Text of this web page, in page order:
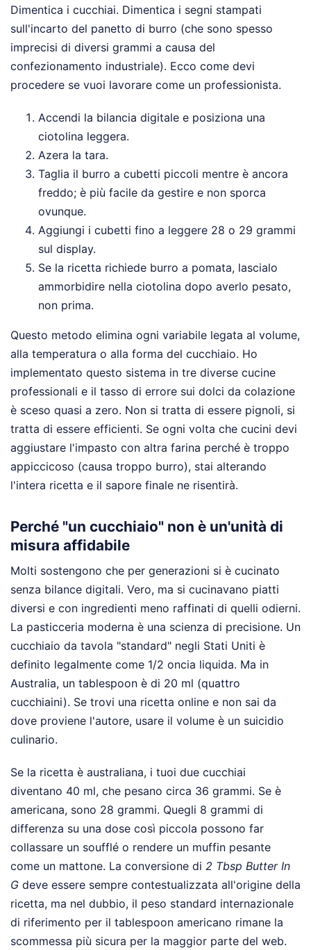
Dimentica i cucchiai. Dimentica i segni stampati
sull'incarto del panetto di burro (che sono spesso
imprecisi di diversi grammi a causa del
confezionamento industriale). Ecco come devi
procedere se vuoi lavorare come un professionista.
Accendi la bilancia digitale e posiziona una
ciotolina leggera.
Azera la tara.
Taglia il burro a cubetti piccoli mentre è ancora
freddo; è più facile da gestire e non sporca
ovunque.
Aggiungi i cubetti fino a leggere 28 o 29 grammi
sul display.
Se la ricetta richiede burro a pomata, lascialo
ammorbidire nella ciotolina dopo averlo pesato,
non prima.
Questo metodo elimina ogni variabile legata al volume,
alla temperatura o alla forma del cucchiaio. Ho
implementato questo sistema in tre diverse cucine
professionali e il tasso di errore sui dolci da colazione
è sceso quasi a zero. Non si tratta di essere pignoli, si
tratta di essere efficienti. Se ogni volta che cucini devi
aggiustare l'impasto con altra farina perché è troppo
appiccicoso (causa troppo burro), stai alterando
l'intera ricetta e il sapore finale ne risentirà.
Perché "un cucchiaio" non è un'unità di
misura affidabile
Molti sostengono che per generazioni si è cucinato
senza bilance digitali. Vero, ma si cucinavano piatti
diversi e con ingredienti meno raffinati di quelli odierni.
La pasticceria moderna è una scienza di precisione. Un
cucchiaio da tavola "standard" negli Stati Uniti è
definito legalmente come 1/2 oncia liquida. Ma in
Australia, un tablespoon è di 20 ml (quattro
cucchiaini). Se trovi una ricetta online e non sai da
dove proviene l'autore, usare il volume è un suicidio
culinario.
Se la ricetta è australiana, i tuoi due cucchiai
diventano 40 ml, che pesano circa 36 grammi. Se è
americana, sono 28 grammi. Quegli 8 grammi di
differenza su una dose così piccola possono far
collassare un soufflé o rendere un muffin pesante
come un mattone. La conversione di 2 Tbsp Butter In
G deve essere sempre contestualizzata all'origine della
ricetta, ma nel dubbio, il peso standard internazionale
di riferimento per il tablespoon americano rimane la
scommessa più sicura per la maggior parte del web.